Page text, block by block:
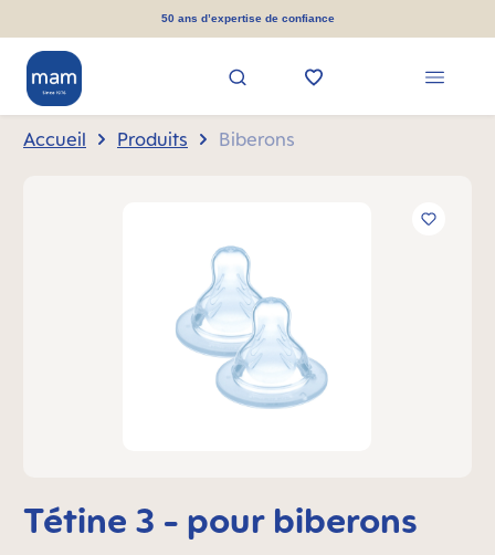
50 ans d’expertise de confiance
Accueil Produits Biberons
Tétine 3 - pour biberons